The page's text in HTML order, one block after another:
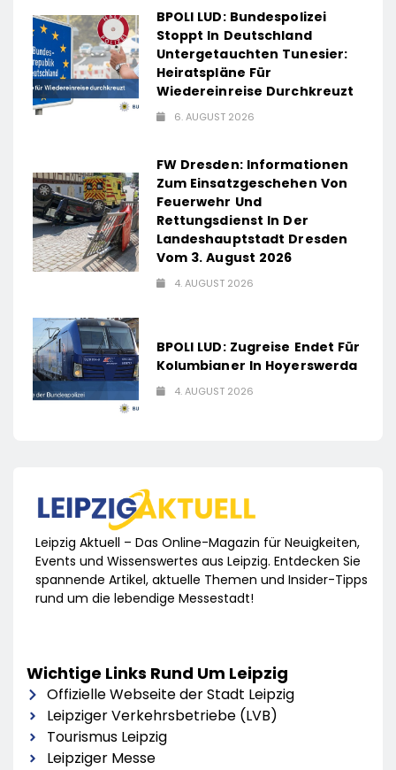
BPOLI LUD: Bundespolizei
Stoppt In Deutschland
Untergetauchten Tunesier:
Heiratspläne Für
Wiedereinreise Durchkreuzt
6. AUGUST 2026
FW Dresden: Informationen
Zum Einsatzgeschehen Von
Feuerwehr Und
Rettungsdienst In Der
Landeshauptstadt Dresden
Vom 3. August 2026
4. AUGUST 2026
BPOLI LUD: Zugreise Endet Für
Kolumbianer In Hoyerswerda
4. AUGUST 2026
Leipzig Aktuell – Das Online-Magazin für Neuigkeiten,
Events und Wissenswertes aus Leipzig. Entdecken Sie
spannende Artikel, aktuelle Themen und Insider-Tipps
rund um die lebendige Messestadt!
Wichtige Links Rund Um Leipzig
Offizielle Webseite der Stadt Leipzig
Leipziger Verkehrsbetriebe (LVB)
Tourismus Leipzig
Leipziger Messe